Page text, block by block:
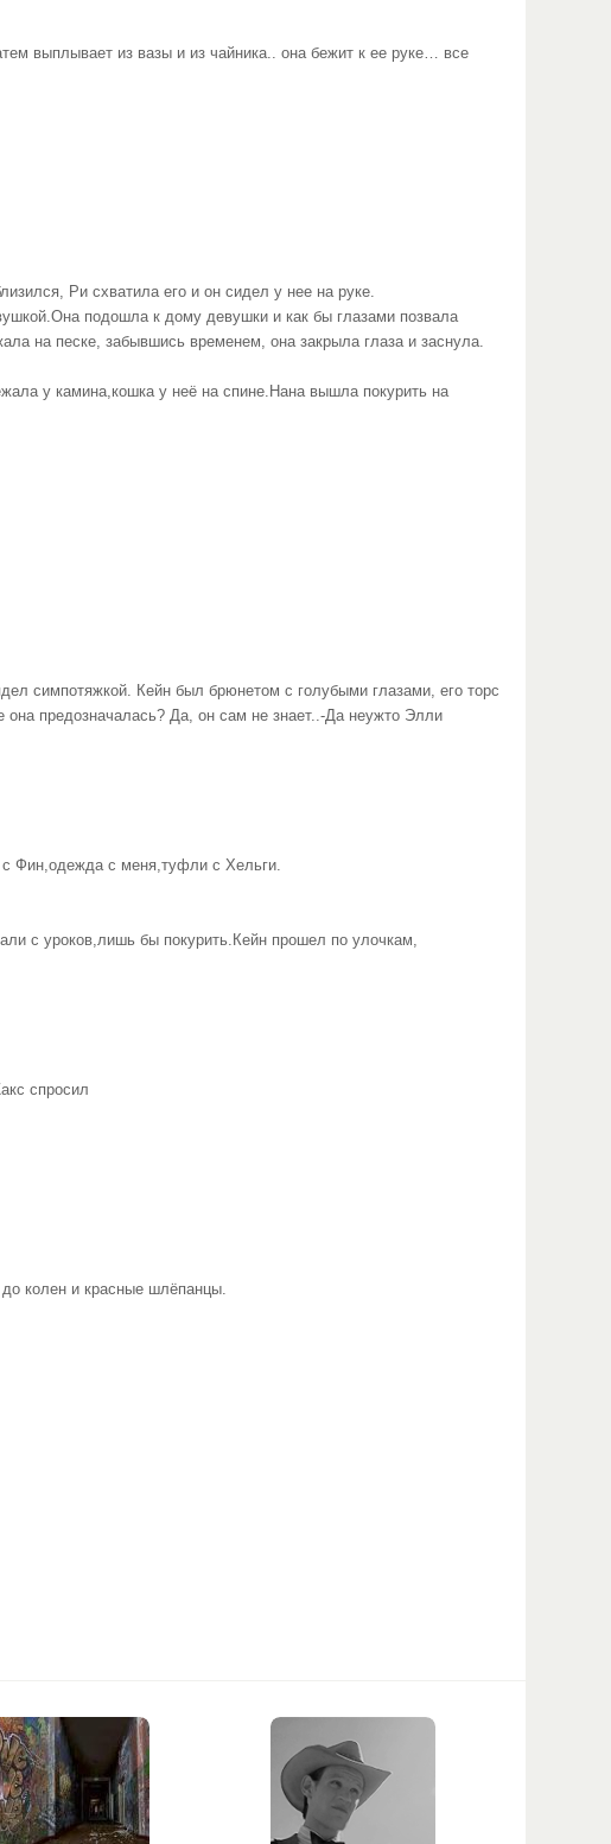
выплывает из вазы и из чайника.. она бежит к ее руке… все
Ри схватила его и он сидел у нее на руке.
подошла к дому девушки и как бы глазами позвала
на песке, забывшись временем, она закрыла глаза и заснула.
у камина,кошка у неё на спине.Нана вышла покурить на
симпотяжкой. Кейн был брюнетом с голубыми глазами, его торс
предозначалась? Да, он сам не знает..-Да неужто Элли
с Фин,одежда с меня,туфли с Хельги.
с уроков,лишь бы покурить.Кейн прошел по улочкам,
спросил
колен и красные шлёпанцы.